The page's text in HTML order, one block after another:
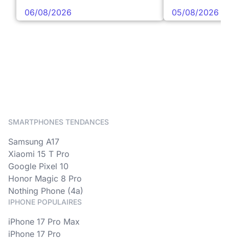
06/08/2026 05/08/2026
SMARTPHONES TENDANCES
Samsung A17
Xiaomi 15 T Pro
Google Pixel 10
Honor Magic 8 Pro
Nothing Phone (4a)
IPHONE POPULAIRES
iPhone 17 Pro Max
iPhone 17 Pro